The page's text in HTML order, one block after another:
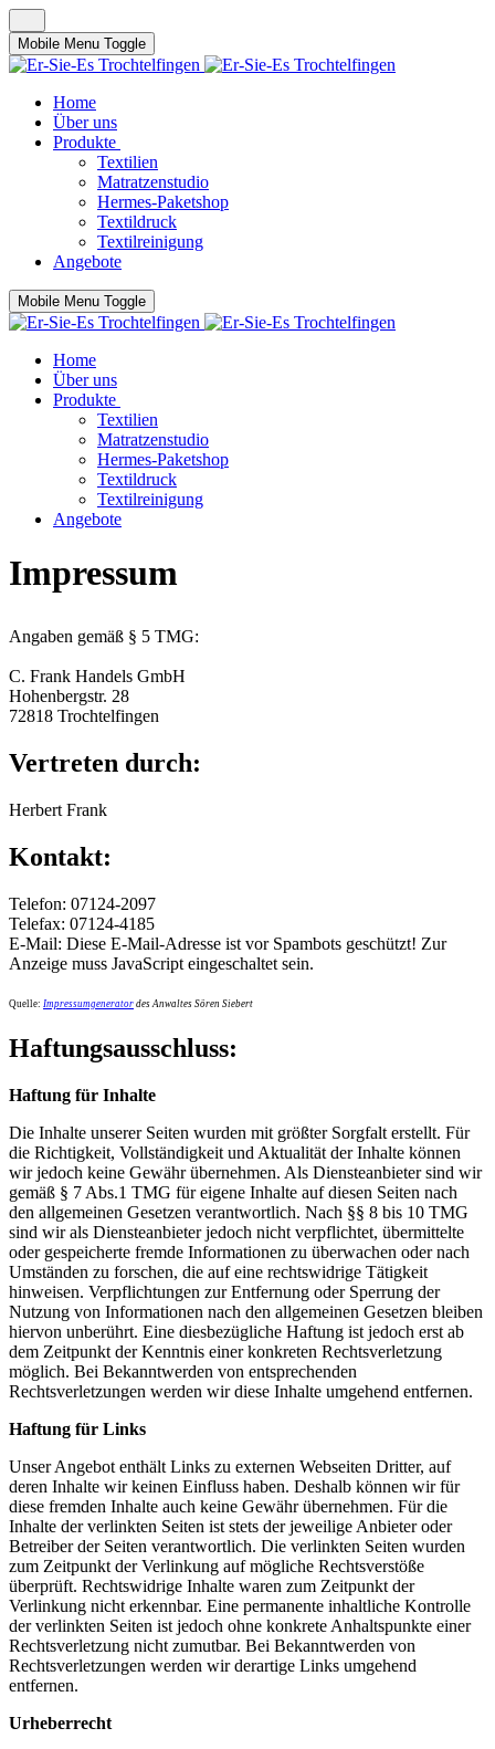
Mobile Menu Toggle
Home
Über uns
Produkte
Textilien
Matratzenstudio
Hermes-Paketshop
Textildruck
Textilreinigung
Angebote
Mobile Menu Toggle
Home
Über uns
Produkte
Textilien
Matratzenstudio
Hermes-Paketshop
Textildruck
Textilreinigung
Angebote
Impressum
Angaben gemäß § 5 TMG:
C. Frank Handels GmbH
Hohenbergstr. 28
72818 Trochtelfingen
Vertreten durch:
Herbert Frank
Kontakt:
Telefon: 07124-2097
Telefax: 07124-4185
E-Mail: Diese E-Mail-Adresse ist vor Spambots geschützt! Zur
Anzeige muss JavaScript eingeschaltet sein.
Quelle: Impressumgenerator des Anwaltes Sören Siebert
Haftungsausschluss:
Haftung für Inhalte
Die Inhalte unserer Seiten wurden mit größter Sorgfalt erstellt. Für
die Richtigkeit, Vollständigkeit und Aktualität der Inhalte können
wir jedoch keine Gewähr übernehmen. Als Diensteanbieter sind wir
gemäß § 7 Abs.1 TMG für eigene Inhalte auf diesen Seiten nach
den allgemeinen Gesetzen verantwortlich. Nach §§ 8 bis 10 TMG
sind wir als Diensteanbieter jedoch nicht verpflichtet, übermittelte
oder gespeicherte fremde Informationen zu überwachen oder nach
Umständen zu forschen, die auf eine rechtswidrige Tätigkeit
hinweisen. Verpflichtungen zur Entfernung oder Sperrung der
Nutzung von Informationen nach den allgemeinen Gesetzen bleiben
hiervon unberührt. Eine diesbezügliche Haftung ist jedoch erst ab
dem Zeitpunkt der Kenntnis einer konkreten Rechtsverletzung
möglich. Bei Bekanntwerden von entsprechenden
Rechtsverletzungen werden wir diese Inhalte umgehend entfernen.
Haftung für Links
Unser Angebot enthält Links zu externen Webseiten Dritter, auf
deren Inhalte wir keinen Einfluss haben. Deshalb können wir für
diese fremden Inhalte auch keine Gewähr übernehmen. Für die
Inhalte der verlinkten Seiten ist stets der jeweilige Anbieter oder
Betreiber der Seiten verantwortlich. Die verlinkten Seiten wurden
zum Zeitpunkt der Verlinkung auf mögliche Rechtsverstöße
überprüft. Rechtswidrige Inhalte waren zum Zeitpunkt der
Verlinkung nicht erkennbar. Eine permanente inhaltliche Kontrolle
der verlinkten Seiten ist jedoch ohne konkrete Anhaltspunkte einer
Rechtsverletzung nicht zumutbar. Bei Bekanntwerden von
Rechtsverletzungen werden wir derartige Links umgehend
entfernen.
Urheberrecht